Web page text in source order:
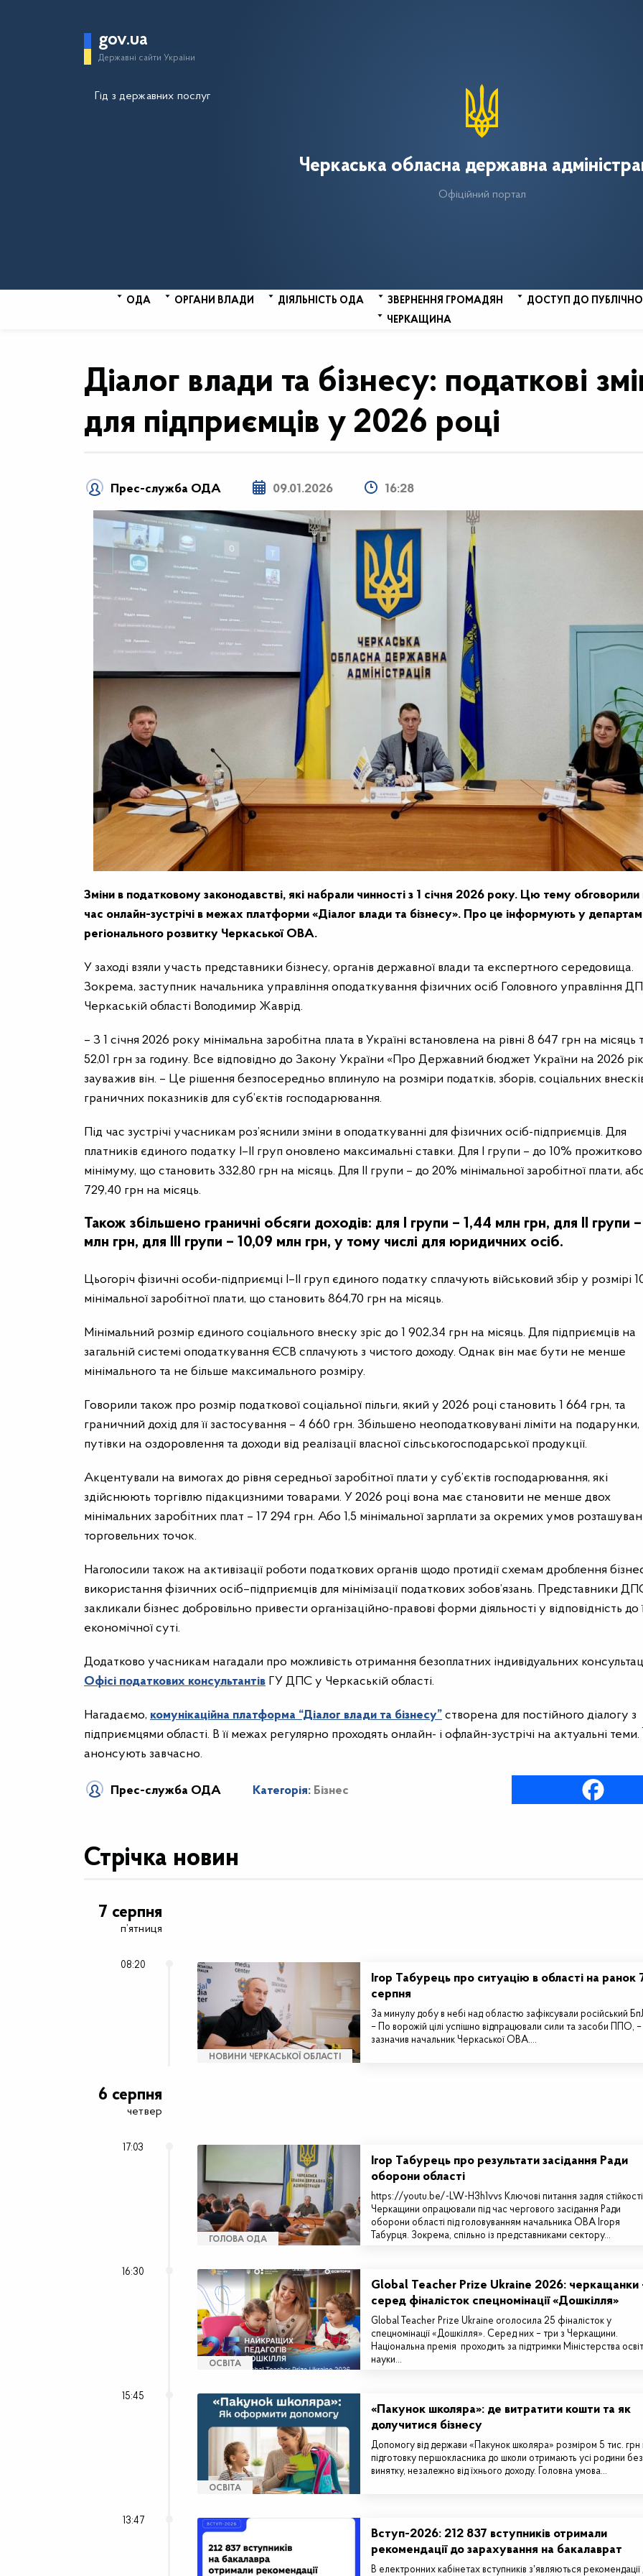
gov.ua
Державні сайти України
Гід з державних послуг
Черкаська обласна державна
Офіційний портал
ОДА ОРГАНИ ВЛАДИ ДІЯЛЬНІСТЬ ОДА ЗВЕРНЕННЯ ГРОМАДЯН
ДОСТУП ДО
ЧЕРКАЩИНА
Діалог влади та бізнесу: податкові
для підприємців у 2026 році
Прес-служба ОДА 09.01.2026 16:28
Зміни в податковому законодавстві, які набрали чинності з 1 січня 2026 року. Цю тему обговорили
час онлайн-зустрічі в межах платформи «Діалог влади та бізнесу». Про це інформують у
регіонального розвитку Черкаської ОВА.
У заході взяли участь представники бізнесу, органів державної влади та експертного середовища.
Зокрема, заступник начальника управління оподаткування фізичних осіб Головного управління
Черкаській області Володимир Жаврід.
– З 1 січня 2026 року мінімальна заробітна плата в Україні встановлена на рівні 8 647 грн на місяць
52,01 грн за годину. Все відповідно до Закону України «Про Державний бюджет України на 2026
зауважив він. – Це рішення безпосередньо вплинуло на розміри податків, зборів, соціальних
граничних показників для суб’єктів господарювання.
Під час зустрічі учасникам роз’яснили зміни в оподаткуванні для фізичних осіб-підприємців. Для
платників єдиного податку І–ІІ груп оновлено максимальні ставки. Для І групи – до 10%
мінімуму, що становить 332,80 грн на місяць. Для ІІ групи – до 20% мінімальної заробітної плати,
729,40 грн на місяць.
Також збільшено граничні обсяги доходів: для І групи – 1,44 млн грн, для ІІ групи
млн грн, для ІІІ групи – 10,09 млн грн, у тому числі для юридичних осіб.
Цьогоріч фізичні особи-підприємці І–ІІ груп єдиного податку сплачують військовий збір у розмірі
мінімальної заробітної плати, що становить 864,70 грн на місяць.
Мінімальний розмір єдиного соціального внеску зріс до 1 902,34 грн на місяць. Для підприємців на
загальній системі оподаткування ЄСВ сплачують з чистого доходу. Однак він має бути не менше
мінімального та не більше максимального розміру.
Говорили також про розмір податкової соціальної пільги, який у 2026 році становить 1 664 грн, та
граничний дохід для її застосування – 4 660 грн. Збільшено неоподатковувані ліміти на подарунки,
путівки на оздоровлення та доходи від реалізації власної сільськогосподарської продукції.
Акцентували на вимогах до рівня середньої заробітної плати у суб’єктів господарювання, які
здійснюють торгівлю підакцизними товарами. У 2026 році вона має становити не менше двох
мінімальних заробітних плат – 17 294 грн. Або 1,5 мінімальної зарплати за окремих умов
торговельних точок.
Наголосили також на активізації роботи податкових органів щодо протидії схемам дроблення
використання фізичних осіб–підприємців для мінімізації податкових зобов’язань. Представники
закликали бізнес добровільно привести організаційно-правові форми діяльності у відповідність до
економічної суті.
Додатково учасникам нагадали про можливість отримання безоплатних індивідуальних
Офісі податкових консультантів ГУ ДПС у Черкаській області.
Нагадаємо, комунікаційна платформа “Діалог влади та бізнесу” створена для постійного діалогу з
підприємцями області. В її межах регулярно проходять онлайн- і офлайн-зустрічі на актуальні теми.
анонсують завчасно.
Прес-служба ОДА Категорія: Бізнес
Стрічка новин
7 серпня
п’ятниця
08:20
НОВИНИ ЧЕРКАСЬКОЇ ОБЛАСТІ
Ігор Табурець про ситуацію в області на ранок
серпня
За минулу добу в небі над областю зафіксували російський
– По ворожій цілі успішно відпрацювали сили та засоби ППО, –
зазначив начальник Черкаської ОВА.…
6 серпня
четвер
17:03
ГОЛОВА ОДА
Ігор Табурець про результати засідання Ради
оборони області
https://youtu.be/-LW-H3h1vvs Ключові питання задля стійкості
Черкащини опрацювали під час чергового засідання Ради
оборони області під головуванням начальника ОВА Ігоря
Табурця. Зокрема, спільно із представниками сектору…
16:30
ОСВІТА
Global Teacher Prize Ukraine 2026: черкащанки
серед фіналісток спецномінації «Дошкілля»
Global Teacher Prize Ukraine оголосила 25 фіналісток у
спецномінації «Дошкілля». Серед них – три з Черкащини.
Національна премія проходить за підтримки Міністерства
науки…
15:45
ОСВІТА
«Пакунок школяра»: де витратити кошти та як
долучитися бізнесу
Допомогу від держави «Пакунок школяра» розміром 5 тис. грн
підготовку першокласника до школи отримають усі родини без
винятку, незалежно від їхнього доходу. Головна умова…
13:47
Вступ-2026: 212 837 вступників отримали
рекомендації до зарахування на бакалаврат
В електронних кабінетах вступників зʼявляються рекомендації